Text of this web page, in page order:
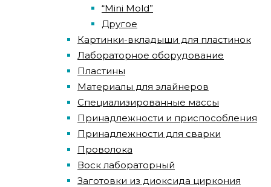
“Mini Mold”
Другое
Картинки-вкладыши для пластинок
Лабораторное оборудование
Пластины
Материалы для элайнеров
Специализированные массы
Принадлежности и приспособления
Принадлежности для сварки
Проволока
Воск лабораторный
Заготовки из диоксида циркония